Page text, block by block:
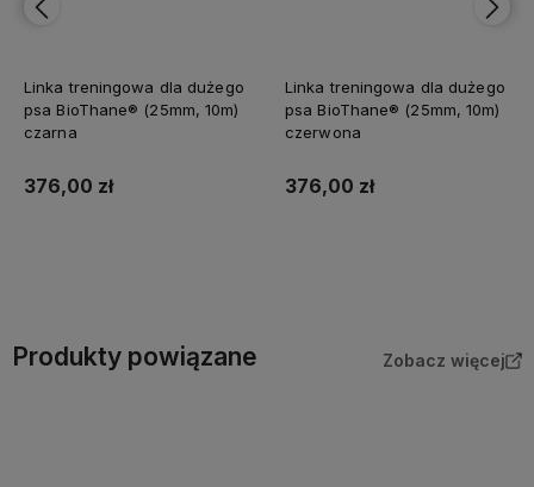
Linka treningowa dla dużego
psa BioThane® (25mm, 10m)
czarna
376,00 zł
Linka treningowa dla dużego
psa BioThane® (25mm, 10m)
czerwona
376,00 zł
Produkty powiązane Zobacz więcej